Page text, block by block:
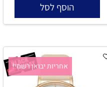
הוסף לסל
אחריות יבואן רשמי!